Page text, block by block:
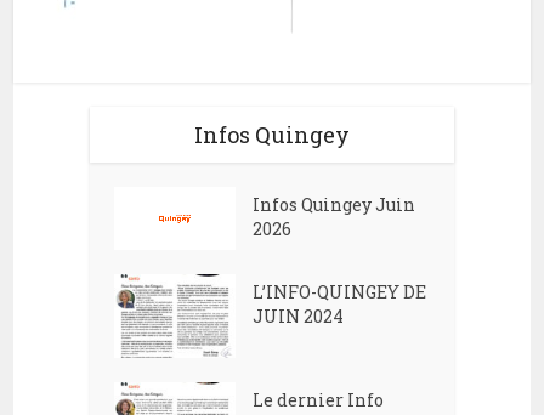
Infos Quingey
Infos Quingey Juin
2026
L’INFO-QUINGEY DE
JUIN 2024
Le dernier Info